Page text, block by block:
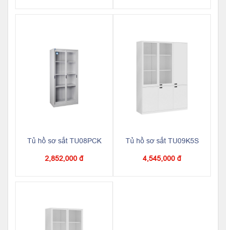
Tủ hồ sơ sắt TU08PCK
2,852,000 đ
Tủ hồ sơ sắt TU09K5S
4,545,000 đ